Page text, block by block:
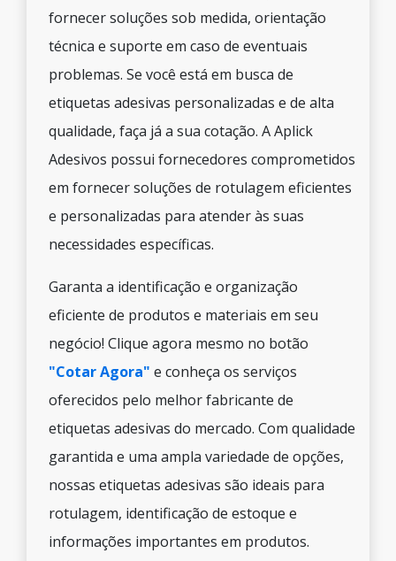
fornecer soluções sob medida, orientação
técnica e suporte em caso de eventuais
problemas. Se você está em busca de
etiquetas adesivas personalizadas e de alta
qualidade, faça já a sua cotação. A Aplick
Adesivos possui fornecedores comprometidos
em fornecer soluções de rotulagem eficientes
e personalizadas para atender às suas
necessidades específicas.
Garanta a identificação e organização
eficiente de produtos e materiais em seu
negócio! Clique agora mesmo no botão
"Cotar Agora" e conheça os serviços
oferecidos pelo melhor fabricante de
etiquetas adesivas do mercado. Com qualidade
garantida e uma ampla variedade de opções,
nossas etiquetas adesivas são ideais para
rotulagem, identificação de estoque e
informações importantes em produtos.